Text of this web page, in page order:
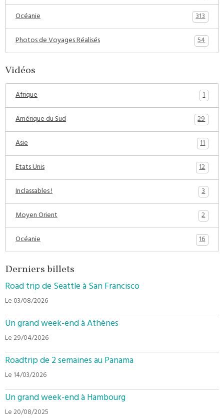
Océanie
313
Photos de Voyages Réalisés
54
Vidéos
Afrique
1
Amérique du Sud
29
Asie
11
Etats Unis
12
Inclassables !
3
Moyen Orient
2
Océanie
16
Derniers billets
Road trip de Seattle à San Francisco
Le 03/08/2026
Un grand week-end à Athènes
Le 29/04/2026
Roadtrip de 2 semaines au Panama
Le 14/03/2026
Un grand week-end à Hambourg
Le 20/08/2025